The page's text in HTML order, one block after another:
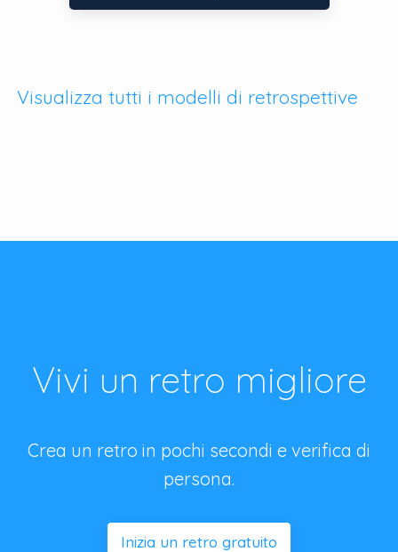
Visualizza tutti i modelli di retrospettive
Vivi un retro migliore
Crea un retro in pochi secondi e verifica di
persona.
Inizia un retro gratuito